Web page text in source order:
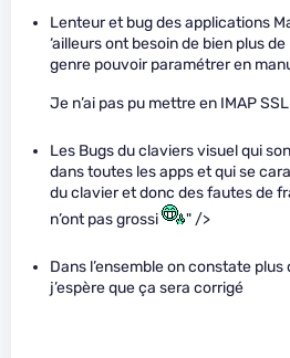
Lenteur et bug des applications
‘ailleurs ont besoin de bien plus
genre pouvoir paramétrer en
Je n’ai pas pu mettre en IMAP SSL
Les Bugs du claviers visuel qui
dans toutes les apps et qui se
du clavier et donc des fautes de
n’ont pas grossi
" />
Dans l’ensemble on constate
j’espère que ça sera corrigé